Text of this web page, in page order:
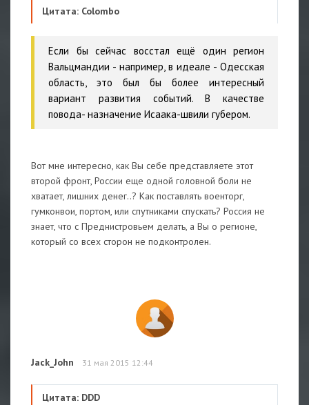
Цитата: Colombo
Если бы сейчас восстал ещё один регион
Вальцмандии - например, в идеале - Одесская
область, это был бы более интересный
вариант развития событий. В качестве
повода- назначение Исаака-швили губером.
Вот мне интересно, как Вы себе представляете этот
второй фронт, России еще одной головной боли не
хватает, лишних денег..? Как поставлять военторг,
гумконвои, портом, или спутниками спускать? Россия не
знает, что с Преднистровьем делать, а Вы о регионе,
который со всех сторон не подконтролен.
Jack_John 31 мая 2015 12:44
Цитата: DDD